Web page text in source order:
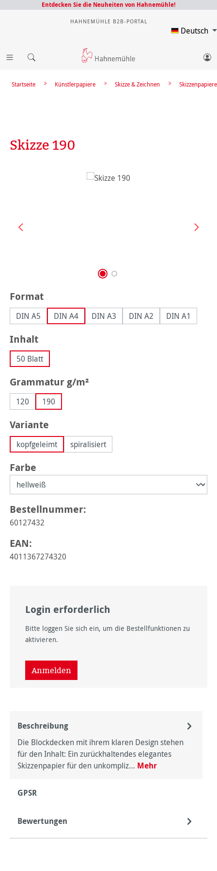
Entdecken Sie die Neuheiten von Hahnemühle!
HAHNEMÜHLE B2B-PORTAL
Deutsch
Skizzenpapiere
Skizze & Zeichnen
Künstlerpapiere
Startseite
Skizze 190
Bildergalerie überspringen
Formatauswählen
DIN A5 DIN A4 DIN A3 DIN A2 DIN A1
Inhaltauswählen
50 Blatt
Grammatur g/m²
120 190
Variante
kopfgeleimt spiralisiert
Farbe
Bestellnummer:
60127432
EAN:
4011367274320
Login erforderlich
Bitte loggen Sie sich ein, um die Bestellfunktionen zu
aktivieren.
Anmelden
Beschreibung
Die Blockdecken mit ihrem klaren Design stehen
für den Inhalt: Ein zurückhaltendes elegantes
Skizzenpapier für den unkompliz… Mehr
GPSR
Bewertungen